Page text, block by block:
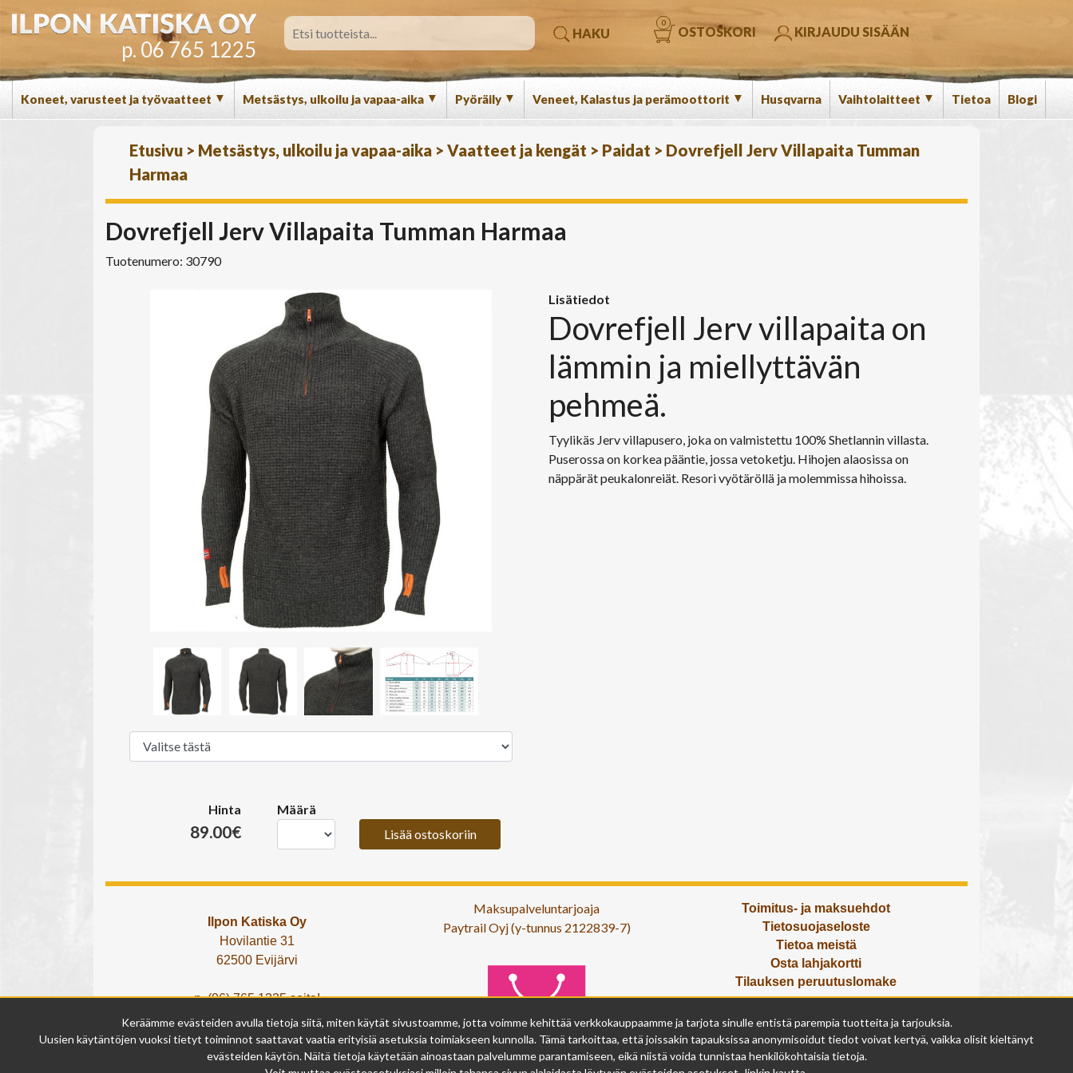
p. 06 765 1225
HAKU OSTOSKORI
0
KIRJAUDU SISÄÄN
Koneet, varusteet ja työvaatteet ▼ Metsästys, ulkoilu ja vapaa-aika ▼ Pyöräily ▼ Veneet, Kalastus ja perämoottorit ▼ Husqvarna Vaihtolaitteet ▼ Tietoa Blogi
Etusivu > Metsästys, ulkoilu ja vapaa-aika > Vaatteet ja kengät > Paidat > Dovrefjell Jerv Villapaita Tumman
Harmaa
Dovrefjell Jerv Villapaita Tumman Harmaa
Tuotenumero: 30790
Hinta
89.00€
Määrä
Lisää ostoskoriin
Lisätiedot
Dovrefjell Jerv villapaita on
lämmin ja miellyttävän
pehmeä.
Tyylikäs Jerv villapusero, joka on valmistettu 100% Shetlannin villasta.
Puserossa on korkea pääntie, jossa vetoketju. Hihojen alaosissa on
näppärät peukalonreiät. Resori vyötäröllä ja molemmissa hihoissa.
Ilpon Katiska Oy
Hovilantie 31
62500 Evijärvi
p. (06) 765 1225 soita!
tai lähetä What's App viesti!
info@ilponkatiska.fi
y-tunnus: 2404114-9
Maksupalveluntarjoaja
Paytrail Oyj (y-tunnus 2122839-7)
Toimitus- ja maksuehdot
Tietosuojaseloste
Tietoa meistä
Osta lahjakortti
Tilauksen peruutuslomake
Olemme avoinna
ma - pe 9 - 17
la 9 - 14
su suljettu
Keräämme evästeiden avulla tietoja siitä, miten käytät sivustoamme, jotta voimme kehittää verkkokauppaamme ja tarjota sinulle entistä parempia tuotteita ja tarjouksia.
Uusien käytäntöjen vuoksi tietyt toiminnot saattavat vaatia erityisiä asetuksia toimiakseen kunnolla. Tämä tarkoittaa, että joissakin tapauksissa anonymisoidut tiedot voivat kertyä, vaikka olisit kieltänyt
evästeiden käytön. Näitä tietoja käytetään ainoastaan palvelumme parantamiseen, eikä niistä voida tunnistaa henkilökohtaisia tietoja.